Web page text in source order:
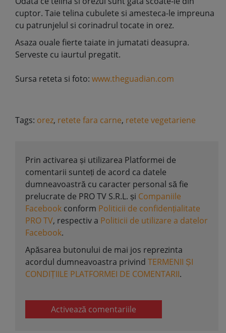
cuptor. Taie telina cubulete si amesteca-le impreuna
cu patrunjelul si corinadrul tocate in orez.
Asaza ouale fierte taiate in jumatati deasupra.
Serveste cu iaurtul pregatit.
Sursa reteta si foto: www.theguadian.com
Tags: orez, retete fara carne, retete vegetariene
Prin activarea și utilizarea Platformei de
comentarii sunteți de acord ca datele
dumneavoastră cu caracter personal să fie
prelucrate de PRO TV S.R.L. și Companiile
Facebook conform Politicii de confidențialitate
PRO TV, respectiv a Politicii de utilizare a datelor
Facebook.
Apăsarea butonului de mai jos reprezinta
acordul dumneavoastra privind TERMENII ȘI
CONDIȚIILE PLATFORMEI DE COMENTARII.
Activează comentariile